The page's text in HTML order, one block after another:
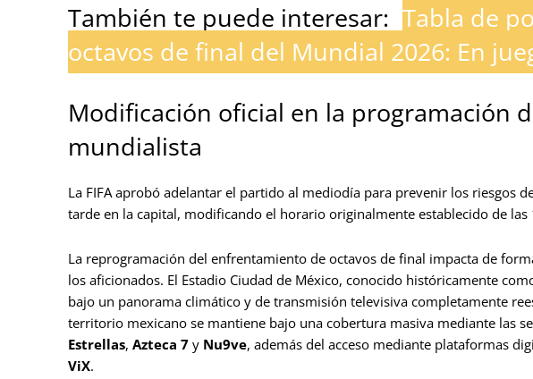
También te puede interesar: Tabla de
octavos de final del Mundial 2026: En
Modificación oficial en la programación
mundialista
La FIFA aprobó adelantar el partido al mediodía para prevenir los riesgos
tarde en la capital, modificando el horario originalmente establecido de las
La reprogramación del enfrentamiento de octavos de final impacta de
los aficionados. El Estadio Ciudad de México, conocido históricamente
bajo un panorama climático y de transmisión televisiva completamente
territorio mexicano se mantiene bajo una cobertura masiva mediante las
Estrellas, Azteca 7 y Nu9ve, además del acceso mediante plataformas
ViX.